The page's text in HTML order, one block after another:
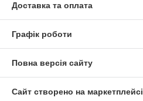
Доставка та оплата
Графік роботи
Повна версія сайту
Сайт створено на маркетплейсі